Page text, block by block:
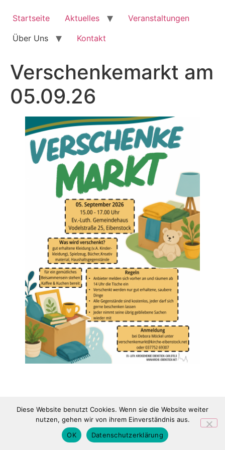
InhaltStartseite Aktuelles
Veranstaltungen
Über Uns
Kontakt
Verschenkemarkt am
05.09.26
Diese Website benutzt Cookies. Wenn sie die Website weiter
nutzen, gehen wir von ihrem Einverständnis aus.
OK
Datenschutzerklärung